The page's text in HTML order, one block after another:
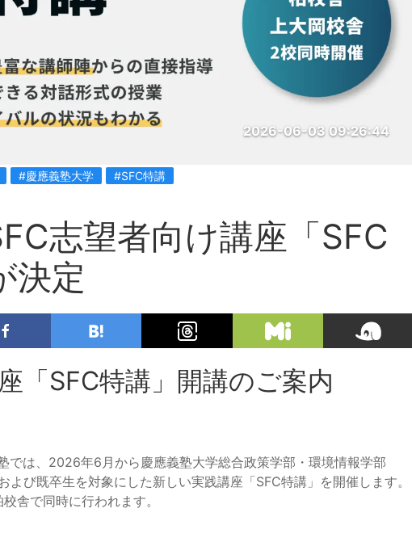
2026-06-03 09:26:44
#慶應義塾大学 #SFC特講
志望者向け講座「SFC
決定
「SFC特講」開講のご案内
は、2026年6月から慶應義塾大学総合政策学部・環境情報学部
よび既卒生を対象にした新しい実践講座「SFC特講」を開催します。
舎で同時に行われます。